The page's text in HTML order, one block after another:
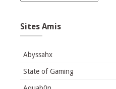
Sites Amis
Abyssahx
State of Gaming